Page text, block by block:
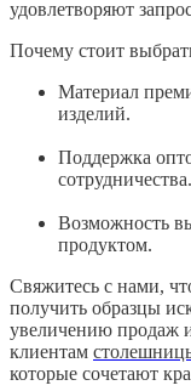
удовлетворяют
Почему стоит
Материал
изделий.
Поддержка
сотрудничества.
Возможность
продуктом.
Свяжитесь с нами,
получить образцы
увеличению продаж
клиентам
которые сочетают